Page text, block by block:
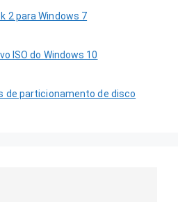
2 para Windows 7
ISO do Windows 10
particionamento de disco